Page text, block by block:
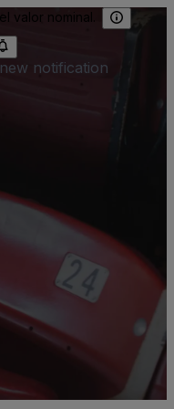
valor nominal.
notification